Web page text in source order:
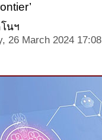
นฯ
26 March 2024 17:08